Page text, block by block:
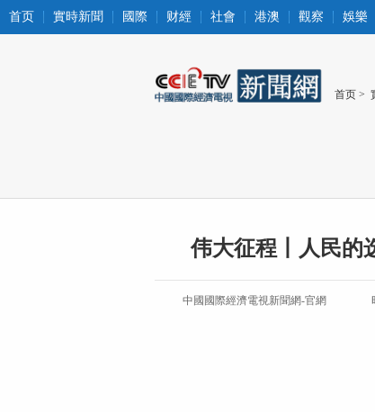
首页 實時新聞 國際 财經 社會 港澳 觀察 娛樂
首页 >
伟大征程丨人民的
中國國際經濟電視新聞網-官網